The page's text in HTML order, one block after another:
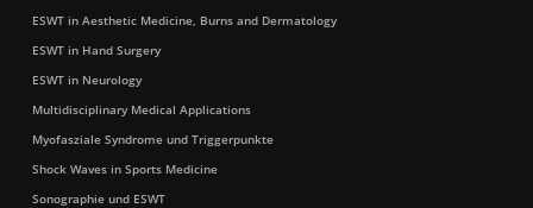
ESWT in Aesthetic Medicine, Burns and Dermatology
ESWT in Hand Surgery
ESWT in Neurology
Multidisciplinary Medical Applications
Myofasziale Syndrome und Triggerpunkte
Shock Waves in Sports Medicine
Sonographie und ESWT